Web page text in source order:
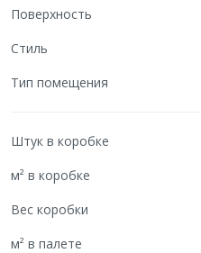
Поверхность
Стиль
Тип помещения
Штук в коробке
м² в коробке
Вес коробки
м² в палете